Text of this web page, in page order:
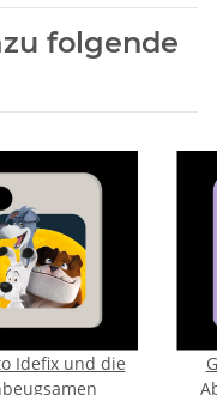
folgende
Idefix und die